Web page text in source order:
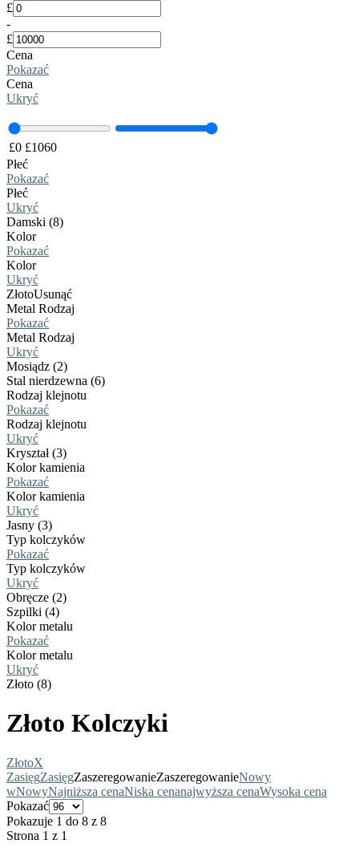
£
-
£
Cena
Pokazać
Cena
Ukryć
£0 £1060
Płeć
Pokazać
Płeć
Ukryć
Damski (8)
Kolor
Pokazać
Kolor
Ukryć
ZłotoUsunąć
Metal Rodzaj
Pokazać
Metal Rodzaj
Ukryć
Mosiądz (2)
Stal nierdzewna (6)
Rodzaj klejnotu
Pokazać
Rodzaj klejnotu
Ukryć
Kryształ (3)
Kolor kamienia
Pokazać
Kolor kamienia
Ukryć
Jasny (3)
Typ kolczyków
Pokazać
Typ kolczyków
Ukryć
Obręcze (2)
Szpilki (4)
Kolor metalu
Pokazać
Kolor metalu
Ukryć
Złoto (8)
Złoto Kolczyki
ZłotoX
ZasięgZasięgZaszeregowanieZaszeregowanieNowy
wNowyNajniższa cenaNiska cenanajwyższa cenaWysoka cena
Pokazać
Pokazuje 1 do 8 z 8
Strona 1 z 1